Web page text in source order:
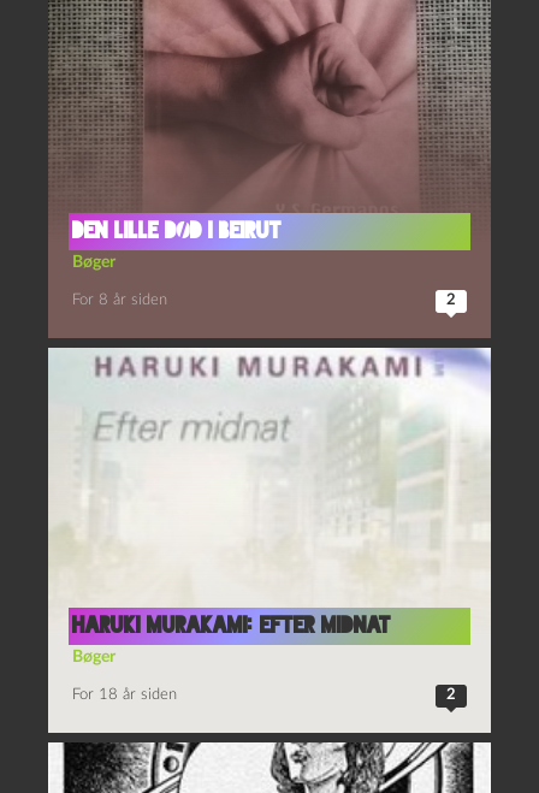
Den lille død i Beirut
Bøger
For 8 år siden 2
Haruki Murakami: Efter midnat
Bøger
For 18 år siden 2